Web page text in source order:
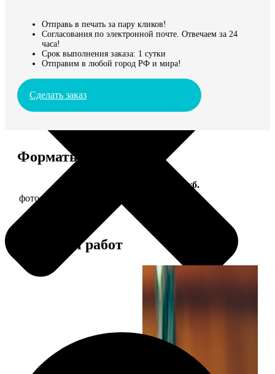
Отправь в печать за пару кликов!
Согласования по электронной почте. Отвечаем за 24
часа!
Срок выполнения заказа: 1 сутки
Отправим в любой город РФ и мира!
Сделать заказ
Форматы и цены
Цена, руб.
фото 13х18 в деревянной рамке
Примеры работ